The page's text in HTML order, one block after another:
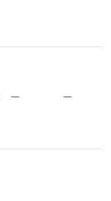
－ －